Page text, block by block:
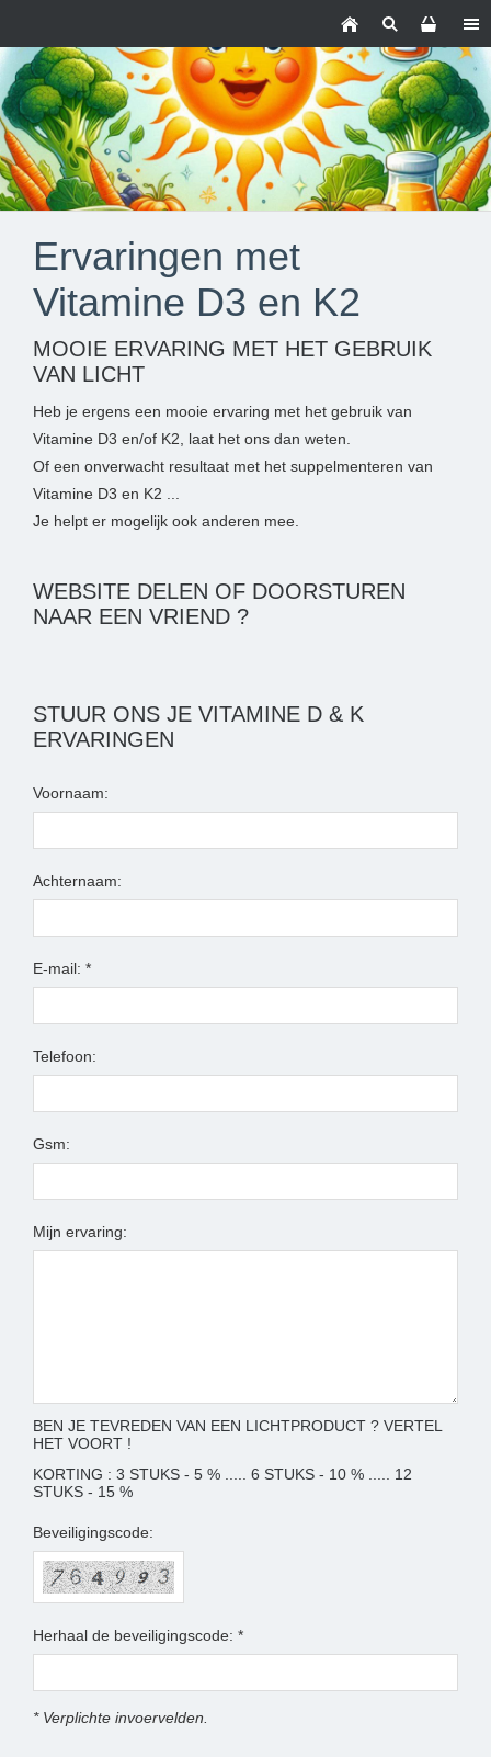
Ervaringen met
Vitamine D3 en K2
MOOIE ERVARING MET HET GEBRUIK
VAN LICHT
Heb je ergens een mooie ervaring met het gebruik van
Vitamine D3 en/of K2, laat het ons dan weten.
Of een onverwacht resultaat met het suppelmenteren van
Vitamine D3 en K2 ...
Je helpt er mogelijk ook anderen mee.
WEBSITE DELEN OF DOORSTUREN
NAAR EEN VRIEND ?
STUUR ONS JE VITAMINE D & K
ERVARINGEN
Voornaam:
Achternaam:
E-mail: *
Telefoon:
Gsm:
Mijn ervaring:
BEN JE TEVREDEN VAN EEN LICHTPRODUCT ? VERTEL
HET VOORT !
KORTING : 3 STUKS - 5 % ..... 6 STUKS - 10 % ..... 12
STUKS - 15 %
Beveiligingscode:
Herhaal de beveiligingscode: *
* Verplichte invoervelden.